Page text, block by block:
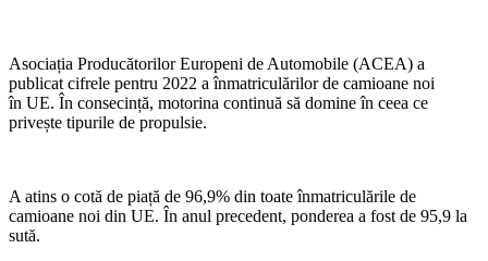
Asociația Producătorilor Europeni de Automobile (ACEA) a
publicat cifrele pentru 2022 a înmatriculărilor de camioane noi
în UE. În consecință, motorina continuă să domine în ceea ce
privește tipurile de propulsie.
A atins o cotă de piață de 96,9% din toate înmatriculările de
camioane noi din UE. În anul precedent, ponderea a fost de 95,9 la
sută.